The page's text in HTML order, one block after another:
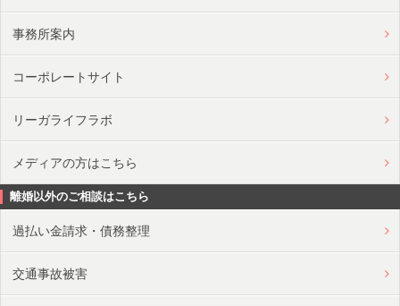
事務所案内
コーポレートサイト
リーガライフラボ
メディアの方はこちら
離婚以外のご相談はこちら
過払い金請求・債務整理
交通事故被害